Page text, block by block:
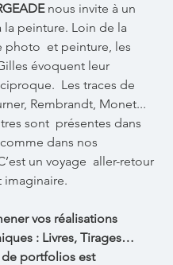
nous invite à un
peinture. Loin de la
photo  et peinture, les
évoquent leur
Les traces de
Rembrandt, Monet...
sont  présentes dans
dans nos
un voyage  aller-retour
imaginaire.
vos réalisations
: Livres, Tirages…
de portfolios est